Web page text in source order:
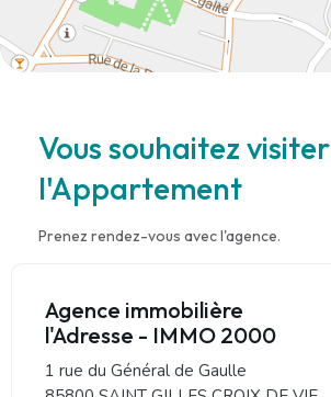
Vous souhaitez visiter
l'Appartement
Prenez rendez-vous avec l'agence.
Agence immobilière
l'Adresse - IMMO 2000
1 rue du Général de Gaulle